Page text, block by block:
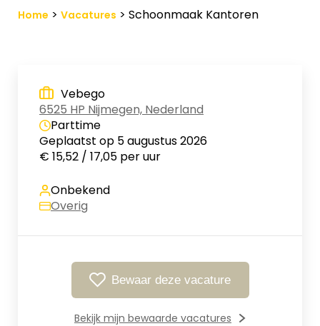
Home > Vacatures > Schoonmaak Kantoren
Vebego
6525 HP Nijmegen, Nederland
Parttime
Geplaatst op 5 augustus 2026
€ 15,52 / 17,05 per uur
Onbekend
Overig
Bewaar deze vacature
Bekijk mijn bewaarde vacatures
Bewaarde vacatures